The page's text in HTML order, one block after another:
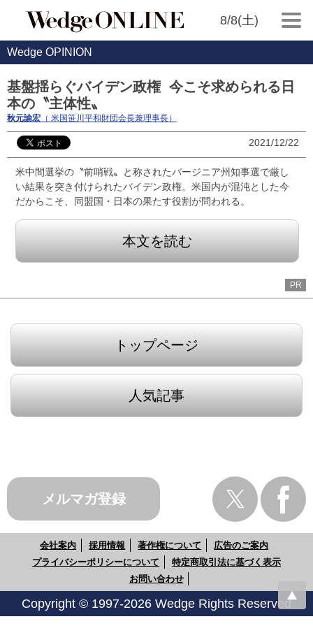
8/8(土)
Wedge OPINION
基盤揺らぐバイデン政権 今こそ求められる日
本の〝主体性〟
秋元諭宏 （ 米国笹川平和財団会長兼理事長）
2021/12/22
米中間選挙の〝前哨戦〟と称されたバージニア州知事選で厳し
い結果を突き付けられたバイデン政権。米国内が混沌とした今
だからこそ、同盟国・日本の果たす役割が問われる。
本文を読む
PR
トップページ
人気記事
メルマガ登録
会社案内 採用情報 著作権について
広告のご案内
プライバシーポリシーについて
特定商取引法に基づく表示
お問い合わせ
Copyright © 1997-2026 Wedge Rights Reserved